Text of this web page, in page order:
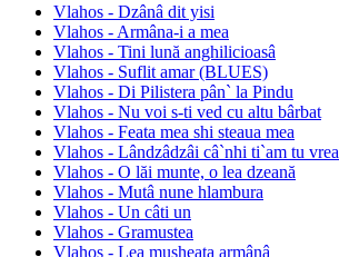
Vlahos - Dzânâ dit yisi
Vlahos - Armâna-i a mea
Vlahos - Tini lună anghilicioasâ
Vlahos - Suflit amar (BLUES)
Vlahos - Di Pilistera pân` la Pindu
Vlahos - Nu voi s-ti ved cu altu bârbat
Vlahos - Feata mea shi steaua mea
Vlahos - Lândzâdzâi câ`nhi ti`am tu
Vlahos - O lăi munte, o lea dzeană
Vlahos - Mutâ nune hlambura
Vlahos - Un câti un
Vlahos - Gramustea
Vlahos - Lea musheata armânâ